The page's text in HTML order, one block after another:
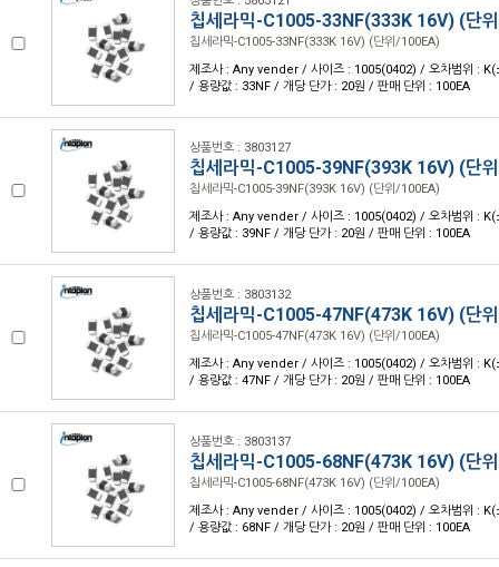
칩세라믹-C1005-33NF(333K 16V) (단
칩세라믹-C1005-33NF(333K 16V) (단위/100EA)
제조사 : Any vender / 사이즈 : 1005(0402) / 오차범위 :
/ 용량값 : 33NF / 개당 단가 : 20원 / 판매 단위 : 100EA
상품번호 : 3803127
칩세라믹-C1005-39NF(393K 16V) (단
칩세라믹-C1005-39NF(393K 16V) (단위/100EA)
제조사 : Any vender / 사이즈 : 1005(0402) / 오차범위 :
/ 용량값 : 39NF / 개당 단가 : 20원 / 판매 단위 : 100EA
상품번호 : 3803132
칩세라믹-C1005-47NF(473K 16V) (단
칩세라믹-C1005-47NF(473K 16V) (단위/100EA)
제조사 : Any vender / 사이즈 : 1005(0402) / 오차범위 :
/ 용량값 : 47NF / 개당 단가 : 20원 / 판매 단위 : 100EA
상품번호 : 3803137
칩세라믹-C1005-68NF(473K 16V) (단
칩세라믹-C1005-68NF(473K 16V) (단위/100EA)
제조사 : Any vender / 사이즈 : 1005(0402) / 오차범위 :
/ 용량값 : 68NF / 개당 단가 : 20원 / 판매 단위 : 100EA